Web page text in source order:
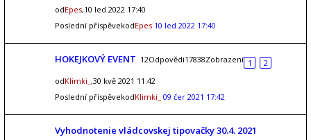
odEpes,10 led 2022 17:40
Poslední příspěvekodEpes 10 led 2022 17:40
HOKEJKOVÝ EVENT 12Odpovědi17838Zobrazení 1
2
odKlimki_ ,30 kvě 2021 11:42
Poslední příspěvekodKlimki_ 09 čer 2021 17:42
Vyhodnotenie vládcovskej tipovačky 30.4. 2021